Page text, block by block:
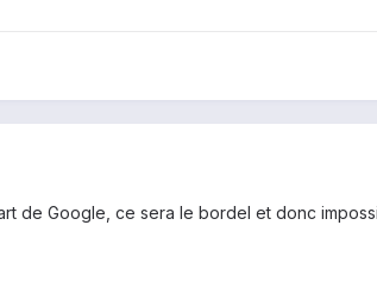
de Google, ce sera le bordel et donc